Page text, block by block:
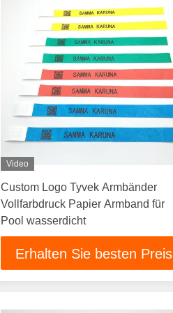
Video
Custom Logo Tyvek Armbänder
Vollfarbdruck Papier Armband für
Pool wasserdicht
Erhalten Sie besten Preis